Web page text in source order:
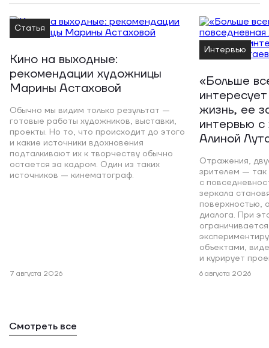
Статья
Кино на выходные:
рекомендации художницы
Марины Астаховой
Обычно мы видим только результат —
готовые работы художников, выставки,
проекты. Но то, что происходит до этого
и какие источники вдохновения
подталкивают их к творчеству обычно
остается за кадром. Один из таких
источников — кинематограф.
7 августа 2026
Интервью
«Больше
жизнь, ее
интервью
Алиной
Отражения,
зрителем — так
с
зеркала
поверхностью,
диалога. При
объектами,
и курирует
6 августа 2026
Смотреть все